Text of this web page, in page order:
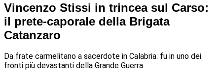
Vincenzo Stissi in trincea sul Carso:
il prete-caporale della Brigata
Catanzaro
Da frate carmelitano a sacerdote in Calabria: fu in uno dei
fronti più devastanti della Grande Guerra